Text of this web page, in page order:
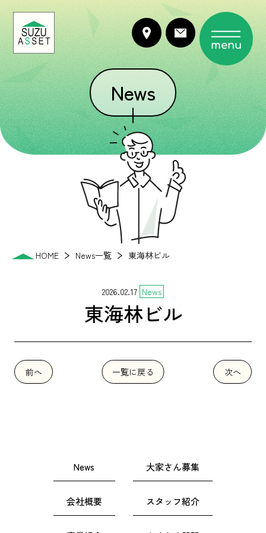
menu
News
HOME News一覧 東海林ビル
東海林ビル
2026.02.17 News
前へ 一覧に戻る 次へ
News
会社概要
大家さん募集
スタッフ紹介